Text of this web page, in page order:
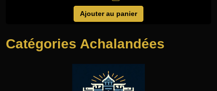
Ajouter au panier
Catégories Achalandées